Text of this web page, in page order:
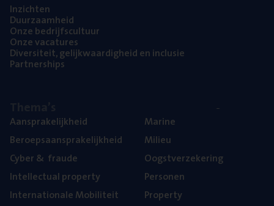
Inzich­ten
Duur­zaam­heid
Onze bedrijfs­cul­tuur
Onze vaca­tu­res
Diver­si­teit, gelijk­waar­dig­heid en inclusie
Part­ner­ships
Aan­spra­ke­lijk­heid
Beroeps­aan­spra­ke­lijk­heid
Cyber& fraude
Intel­lec­tu­al property
Inter­na­ti­o­na­le Mobiliteit
Mari­ne
Mili­eu
Oogst­ver­ze­ke­ring
Per­so­nen
Pro­per­ty